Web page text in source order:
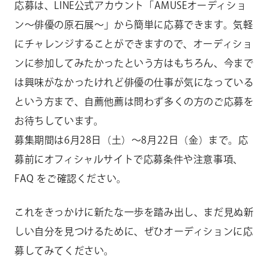
応募は、LINE公式アカウント「AMUSEオーディショ
ン〜俳優の原石展〜」から簡単に応募できます。気軽
にチャレンジすることができますので、オーディショ
ンに参加してみたかったという方はもちろん、今まで
は興味がなかったけれど俳優の仕事が気になっている
という方まで、自薦他薦は問わず多くの方のご応募を
お待ちしています。
募集期間は6月28日（土）～8月22日（金）まで。応
募前にオフィシャルサイトで応募条件や注意事項、
FAQ をご確認ください。
これをきっかけに新たな一歩を踏み出し、まだ見ぬ新
しい自分を見つけるために、ぜひオーディションに応
募してみてください。